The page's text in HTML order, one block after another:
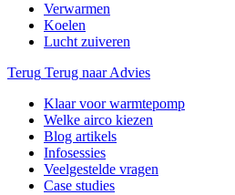
Verwarmen
Koelen
Lucht zuiveren
Terug Terug naar Advies
Klaar voor warmtepomp
Welke airco kiezen
Blog artikels
Infosessies
Veelgestelde vragen
Case studies